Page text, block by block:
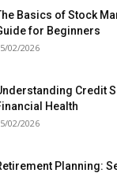
Basics of Stock
for Beginners
02/2026
Credit
Health
02/2026
Planning: